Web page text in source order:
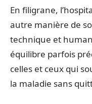
En filigrane,
autre manière de
technique et
équilibre parfois
celles et ceux qui
la maladie sans